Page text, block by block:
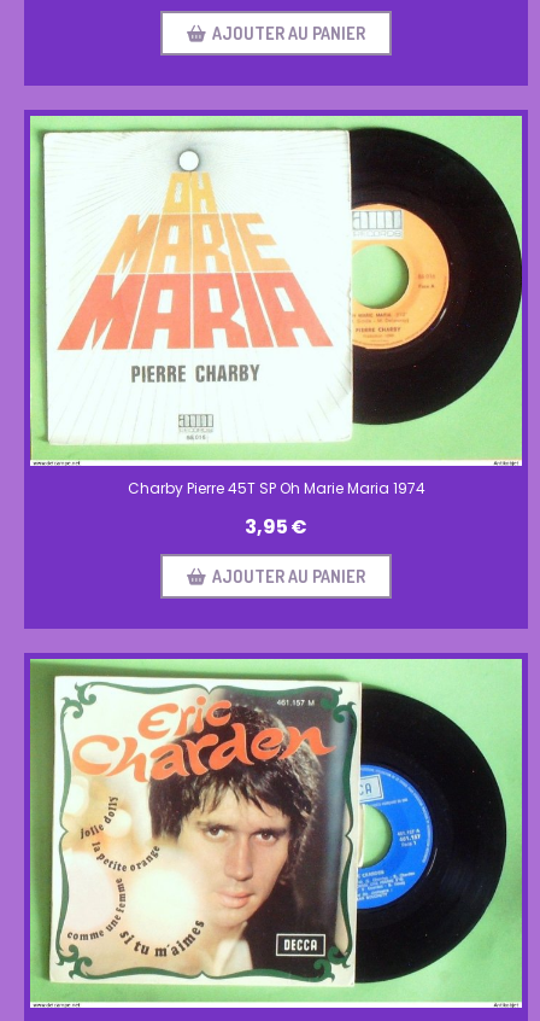
AJOUTER AU PANIER
Charby Pierre 45T SP Oh Marie Maria 1974
3,95€
AJOUTER AU PANIER